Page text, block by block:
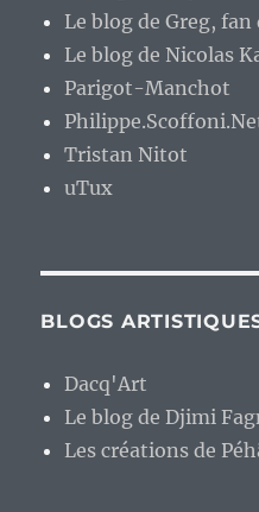
Le blog de Greg,
Le blog de Nicolas
Parigot-Manchot
Tristan Nitot
uTux
BLOGS
Dacq'Art
Le blog de Djimi
Les créations de